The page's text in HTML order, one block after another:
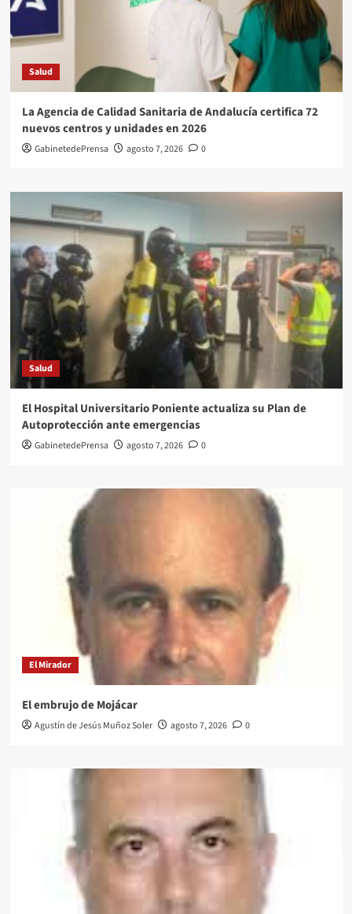
Salud
La Agencia de Calidad Sanitaria de Andalucía certifica 72
nuevos centros y unidades en 2026
GabinetedePrensa agosto 7, 2026 0
Salud
El Hospital Universitario Poniente actualiza su Plan de
Autoprotección ante emergencias
GabinetedePrensa agosto 7, 2026 0
El Mirador
El embrujo de Mojácar
Agustín de Jesús Muñoz Soler agosto 7, 2026 0